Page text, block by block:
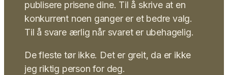
publisere prisene dine. Til å skrive at en
konkurrent noen ganger er et bedre valg.
Til å svare ærlig når svaret er ubehagelig.
De fleste tør ikke. Det er greit, da er ikke
jeg riktig person for deg.